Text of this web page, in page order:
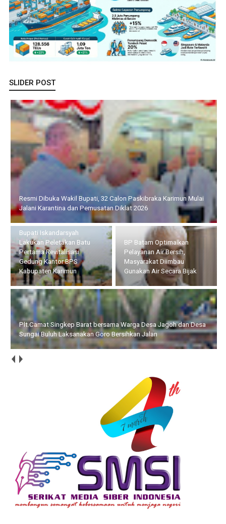
SLIDER POST
Bupati Iskandarsyah Lakukan Peletakan Batu Pertama
Revitalisasi Gedung Kantor BPS Kabupaten Karimun
BP Batam Optimalkan
Pelayanan Air Bersih,
Masyarakat Diimbau
Gunakan Air Secara Bijak
Plt.Camat Singkep Barat
bersama Warga Desa
Jagoh dan Desa Sungai
Buluh Laksanakan Goro
Bersihkan Jalan
Bupati Asahan Pimpin Rakorpem Bahas Persiapan HUT ke-81 RI
dan Prioritas Program 2027